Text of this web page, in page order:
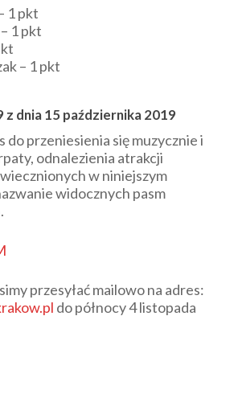
1 pkt
1 pkt
– 1 pkt
dnia 15 października 2019
do przeniesienia się muzycznie i
odnalezienia atrakcji
w niniejszym
widocznych pasm
przesyłać mailowo na adres:
do północy 4 listopada